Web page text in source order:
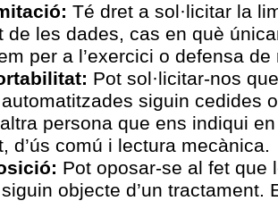
Té dret a sol·licitar la
de les dades, cas en què
per a l’exercici o defensa
Pot sol·licitar-nos
siguin cedides
persona que ens indiqui
d’ús comú i lectura mecànica.
Pot oposar-se al fet que
objecte d’un tractament.